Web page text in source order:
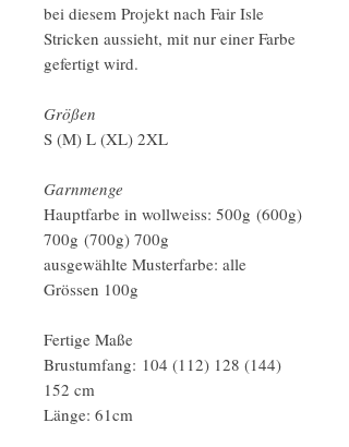
bei diesem Projekt nach Fair Isle
Stricken aussieht, mit nur einer Farbe
gefertigt wird.
Größen
S (M) L (XL) 2XL
Garnmenge
Hauptfarbe in wollweiss: 500g (600g)
700g (700g) 700g
ausgewählte Musterfarbe: alle
Grössen 100g
Fertige Maße
Brustumfang: 104 (112) 128 (144)
152 cm
Länge: 61cm